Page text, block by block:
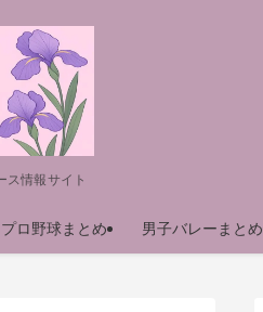
ス情報サイト
プロ野球まとめ 男子バレーまとめ